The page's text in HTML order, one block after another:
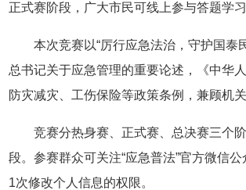
正式赛阶段，广大市民可线上参与答题学习
本次竞赛以“厉行应急法治，守护国
总书记关于应急管理的重要论述，《中华
防灾减灾、工伤保险等政策条例，兼顾机
竞赛分热身赛、正式赛、总决赛三个
段。参赛群众可关注“应急普法”官方微信
1次修改个人信息的权限。